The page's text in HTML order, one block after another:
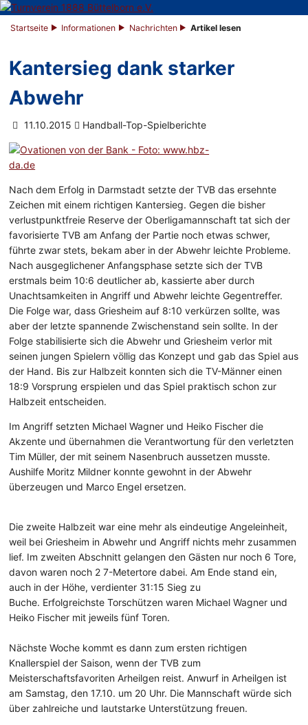
Startseite Informationen Nachrichten Artikel lesen
Kantersieg dank starker
Abwehr
11.10.2015 Handball-Top-Spielberichte
Nach dem Erfolg in Darmstadt setzte der TVB das ersehnte
Zeichen mit einem richtigen Kantersieg. Gegen die bisher
verlustpunktfreie Reserve der Oberligamannschaft tat sich der
favorisierte TVB am Anfang der Partie noch etwas schwer,
führte zwar stets, bekam aber in der Abwehr leichte Probleme.
Nach ausgeglichener Anfangsphase setzte sich der TVB
erstmals beim 10:6 deutlicher ab, kassierte aber durch
Unachtsamkeiten in Angriff und Abwehr leichte Gegentreffer.
Die Folge war, dass Griesheim auf 8:10 verkürzen sollte, was
aber der letzte spannende Zwischenstand sein sollte. In der
Folge stabilisierte sich die Abwehr und Griesheim verlor mit
seinen jungen Spielern völlig das Konzept und gab das Spiel aus
der Hand. Bis zur Halbzeit konnten sich die TV-Männer einen
18:9 Vorsprung erspielen und das Spiel praktisch schon zur
Halbzeit entscheiden.
Im Angriff setzten Michael Wagner und Heiko Fischer die
Akzente und übernahmen die Verantwortung für den verletzten
Tim Müller, der mit seinem Nasenbruch aussetzen musste.
Aushilfe Moritz Mildner konnte gewohnt in der Abwehr
überzeugen und Marco Engel ersetzen.
Die zweite Halbzeit war eine mehr als eindeutige Angeleinheit,
weil bei Griesheim in Abwehr und Angriff nichts mehr zusammen
lief. Im zweiten Abschnitt gelangen den Gästen nur noch 6 Tore,
davon waren noch 2 7-Metertore dabei. Am Ende stand ein,
auch in der Höhe, verdienter 31:15 Sieg zu
Buche. Erfolgreichste Torschützen waren Michael Wagner und
Heiko Fischer mit jeweils fünf Toren.
Nächste Woche kommt es dann zum ersten richtigen
Knallerspiel der Saison, wenn der TVB zum
Meisterschaftsfavoriten Arheilgen reist. Anwurf in Arheilgen ist
am Samstag, den 17.10. um 20 Uhr. Die Mannschaft würde sich
über zahlreiche und lautstarke Unterstützung freuen.